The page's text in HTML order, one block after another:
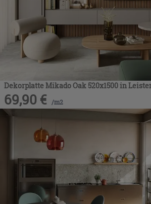
Dekorplatte Mikado Oak 520x1500 in
69,90 € /m2